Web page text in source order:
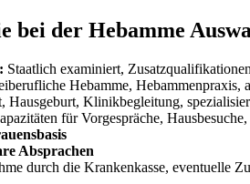
bei der Hebamme
Staatlich examiniert,
Hebamme, Hebammenpraxis,
Hausgeburt, Klinikbegleitung,
für Vorgespräche,
Absprachen
durch die Krankenkasse, eventuelle